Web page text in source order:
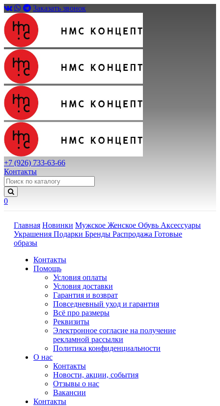
Заказать звонок
+7 (926) 733-63-66
Контакты
0
Главная Новинки Мужское Женское Обувь Аксессуары
Украшения Подарки Бренды Распродажа Готовые
образы
Контакты
Помощь
Условия оплаты
Условия доставки
Гарантия и возврат
Повседневный уход и гарантия
Всё про размеры
Реквизиты
Электронное согласие на получение
рекламной рассылки
Политика конфиденциальности
О нас
Контакты
Новости, акции, события
Отзывы о нас
Вакансии
Контакты